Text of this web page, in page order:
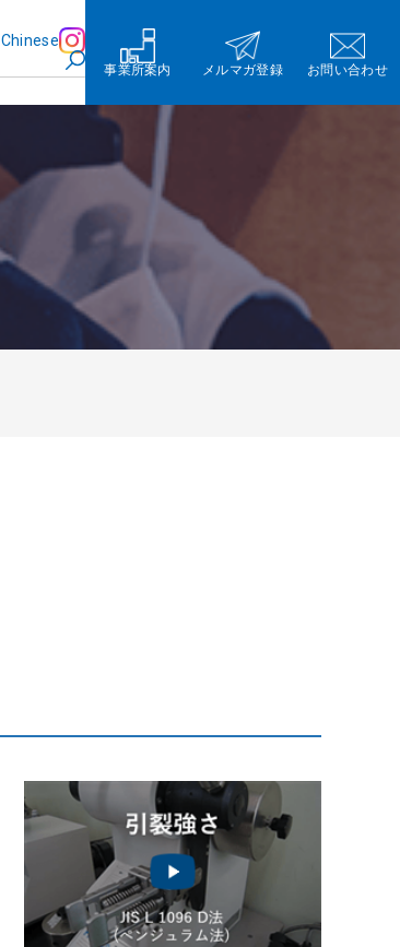
Chinese
事業所案内 メルマガ登録 お問い合わせ